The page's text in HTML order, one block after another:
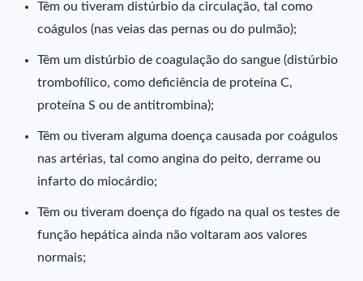
Têm ou tiveram distúrbio da circulação, tal como
coágulos (nas veias das pernas ou do pulmão);
Têm um distúrbio de coagulação do sangue (distúrbio
trombofílico, como deficiência de proteína C,
proteína S ou de antitrombina);
Têm ou tiveram alguma doença causada por coágulos
nas artérias, tal como angina do peito, derrame ou
infarto do miocárdio;
Têm ou tiveram doença do fígado na qual os testes de
função hepática ainda não voltaram aos valores
normais;